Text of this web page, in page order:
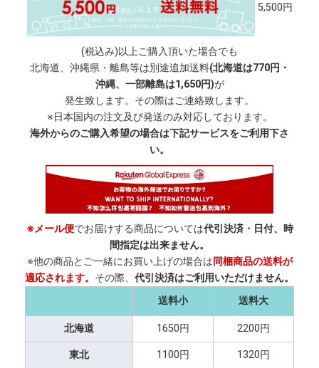
5,500円
(税込み)以上ご購入頂いた場合でも
北海道、沖縄県・離島等は別途追加送料(北海道は770円・
沖縄、一部離島は1,650円)が
発生致します。その際はご連絡致します。
※日本国内の注文及び発送のみ対応しております。
海外からのご購入希望の場合は下記サービスをご利用下さ
い。
※メール便でお届けする商品については代引決済・日付、時
間指定は出来ません。
※他の商品とご一緒にお買い上げの場合は同梱商品の送料が
適応されます。 その際、 代引決済はご利用いただけません。
送料小
送料大
北海道 1650円 2200円
東北 1100円 1320円